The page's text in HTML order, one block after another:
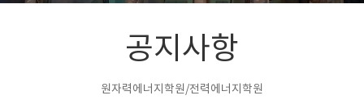
공지사항
원자력에너지학원/전력에너지학원